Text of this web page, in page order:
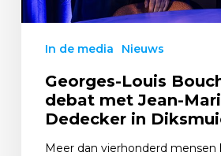
In de media Nieuws
Georges-Louis
debat met Jean-
Dedecker in
Meer dan vierhonderd mensen